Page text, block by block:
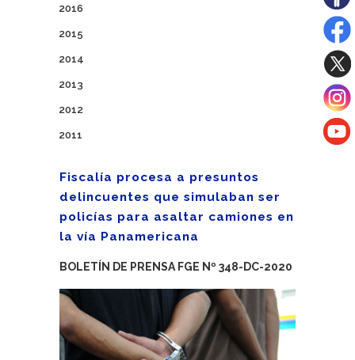
2016
2015
2014
2013
2012
2011
Fiscalía procesa a presuntos
delincuentes que simulaban ser
policías para asaltar camiones en
la vía Panamericana
BOLETÍN DE PRENSA FGE Nº 348-DC-2020